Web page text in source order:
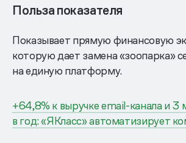
Польза показателя
Показывает прямую финансовую
которую дает замена «зоопарка»
на единую платформу.
+64,8% к выручке email-канала и
в год: «ЯКласс» автоматизирует